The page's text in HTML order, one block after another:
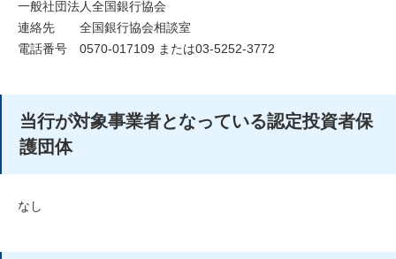
一般社団法人全国銀行協会
連絡先 全国銀行協会相談室
電話番号 0570-017109 または03-5252-3772
当行が対象事業者となっている認定投資者保
護団体
なし